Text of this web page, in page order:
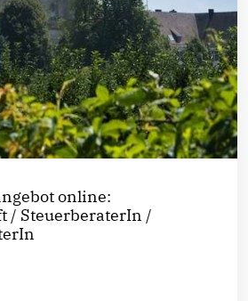
online:
/ SteuerberaterIn /